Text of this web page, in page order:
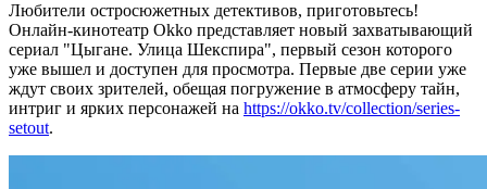
Любители остросюжетных детективов, приготовьтесь!
Онлайн-кинотеатр Okko представляет новый захватывающий
сериал "Цыгане. Улица Шекспира", первый сезон которого
уже вышел и доступен для просмотра. Первые две серии уже
ждут своих зрителей, обещая погружение в атмосферу тайн,
интриг и ярких персонажей на https://okko.tv/collection/series-
setout.